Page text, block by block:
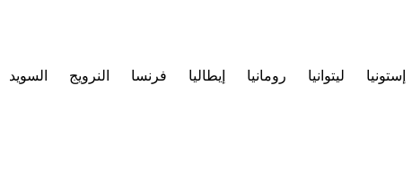
إستونيا ليتوانيا رومانيا إيطاليا فرنسا النرويج السويد